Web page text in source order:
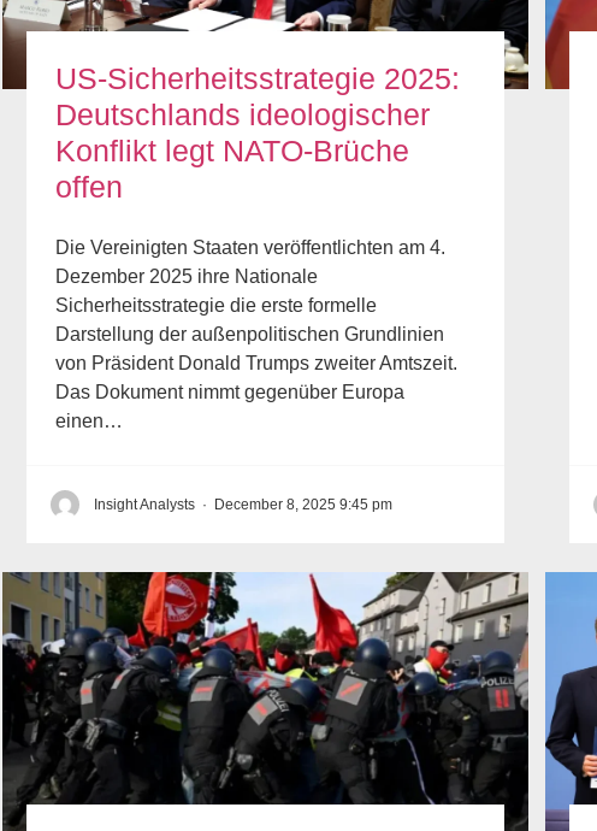
US-Sicherheitsstrategie 2025:
Deutschlands ideologischer
Konflikt legt NATO-Brüche
offen
Die Vereinigten Staaten veröffentlichten am 4.
Dezember 2025 ihre Nationale
Sicherheitsstrategie die erste formelle
Darstellung der außenpolitischen Grundlinien
von Präsident Donald Trumps zweiter Amtszeit.
Das Dokument nimmt gegenüber Europa
einen…
Insight Analysts · December 8, 2025 9:45 pm